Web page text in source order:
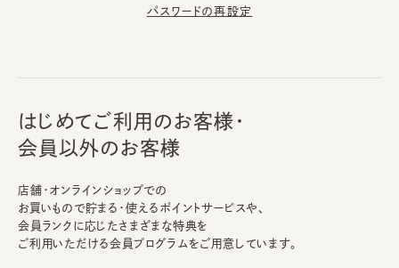
パスワードの再設定
はじめてご利用のお客様・
会員以外のお客様
店舗・オンラインショップでの
お買いもので貯まる・使えるポイントサービスや、
会員ランクに応じたさまざまな特典を
ご利用いただける会員プログラムをご用意しています。